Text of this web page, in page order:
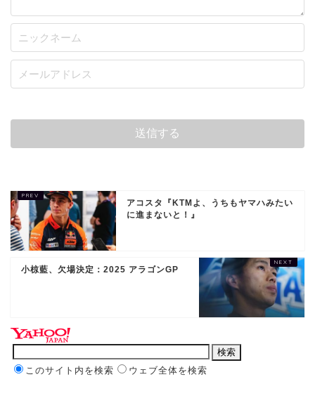
アコスタ『KTMよ、うちもヤマハみたい
に進まないと！』
小椋藍、欠場決定：2025 アラゴンGP
このサイト内を検索 ウェブ全体を検索